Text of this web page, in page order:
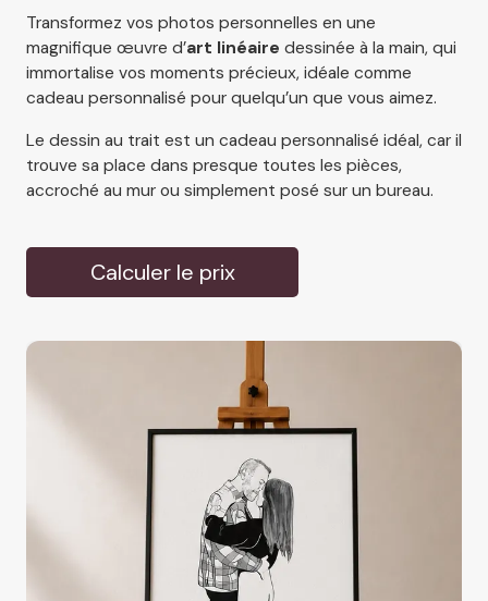
Transformez vos photos personnelles en une
magnifique œuvre d’art linéaire dessinée à la main, qui
immortalise vos moments précieux, idéale comme
cadeau personnalisé pour quelqu’un que vous aimez.
Le dessin au trait est un cadeau personnalisé idéal, car il
trouve sa place dans presque toutes les pièces,
accroché au mur ou simplement posé sur un bureau.
Calculer le prix